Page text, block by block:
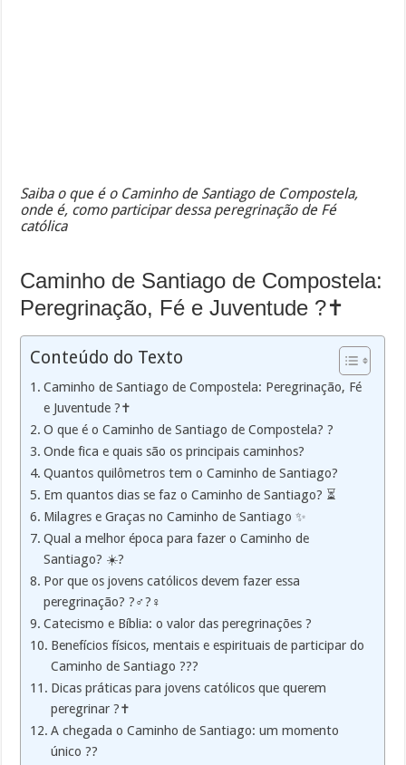
Saiba o que é o Caminho de Santiago de Compostela,
onde é, como participar dessa peregrinação de Fé
católica
Caminho de Santiago de Compostela:
Peregrinação, Fé e Juventude ?✝️
Conteúdo do Texto
Caminho de Santiago de Compostela: Peregrinação, Fé
e Juventude ?✝️
O que é o Caminho de Santiago de Compostela? ?
Onde fica e quais são os principais caminhos?
Quantos quilômetros tem o Caminho de Santiago?
Em quantos dias se faz o Caminho de Santiago? ⏳
Milagres e Graças no Caminho de Santiago ✨
Qual a melhor época para fazer o Caminho de
Santiago? ☀️?️
Por que os jovens católicos devem fazer essa
peregrinação? ?‍♂️?‍♀️
Catecismo e Bíblia: o valor das peregrinações ?️
Benefícios físicos, mentais e espirituais de participar do
Caminho de Santiago ???
Dicas práticas para jovens católicos que querem
peregrinar ?✝️
A chegada o Caminho de Santiago: um momento
único ??